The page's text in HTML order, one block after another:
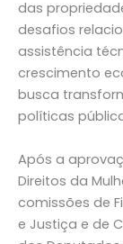
das
desafios
assistência
crescimento
busca
políticas
Após a
Direitos da
comissões de
e Justiça e de